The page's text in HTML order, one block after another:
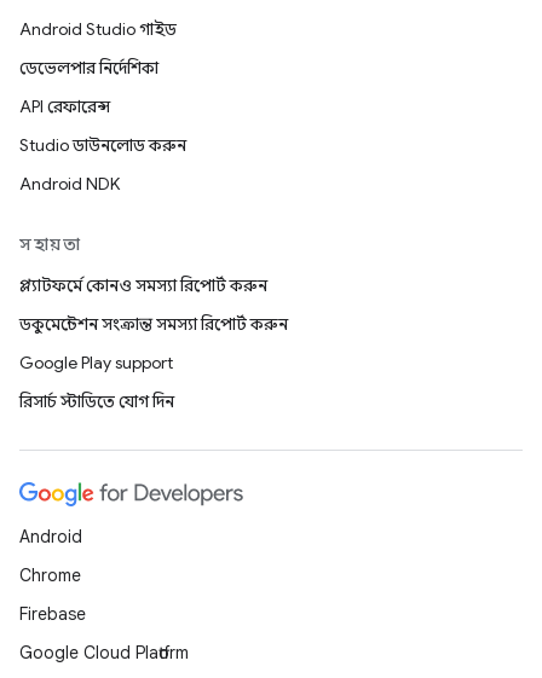
Android Studio গাইড
ডেভেলপার নির্দেশিকা
API রেফারেন্স
Studio ডাউনলোড করুন
Android NDK
সহায়তা
প্ল্যাটফর্মে কোনও সমস্যা রিপোর্ট করুন
ডকুমেন্টেশন সংক্রান্ত সমস্যা রিপোর্ট করুন
Google Play support
রিসার্চ স্টাডিতে যোগ দিন
Android
Chrome
Firebase
Google Cloud Platform